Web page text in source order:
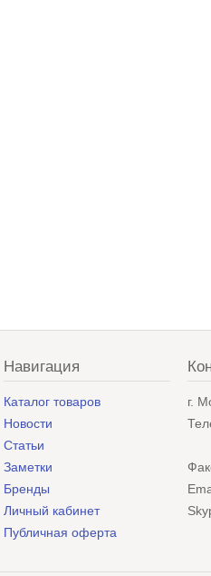
Навигация
Каталог товаров
Новости
Статьи
Заметки
Бренды
Личный кабинет
Публичная оферта
г.